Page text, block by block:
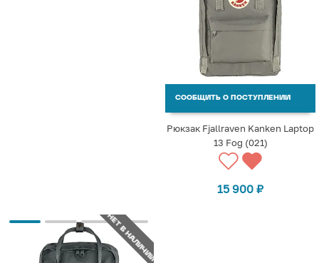
СООБЩИТЬ О ПОСТУПЛЕНИИ
Рюкзак Fjallraven Kanken Laptop
13 Fog (021)
15 900 ₽
НЕТ В НАЛИЧИИ